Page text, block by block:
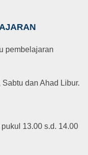
pembelajaran
Sabtu dan Ahad Libur.
13.00 s.d. 14.00